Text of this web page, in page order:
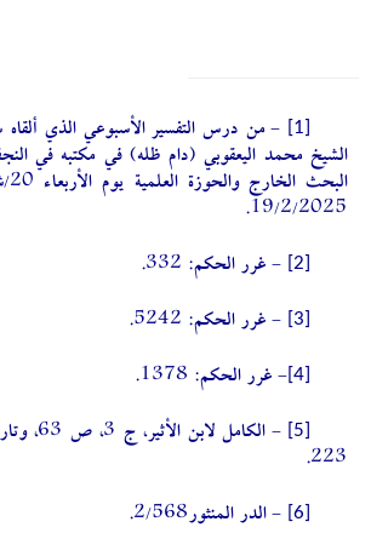
[1]
- من درس التفسير الأسبوعي الذي ألقاه
الشيخ محمد اليعقوبي (دام ظله) في مكتبه في
19/2/2025.
[2] - غرر الحكم: 332.
[3] - غرر الحكم: 5242.
[4] - غرر الحكم: 1378.
[5]
223.
[6] - الدر المنثور2/568.